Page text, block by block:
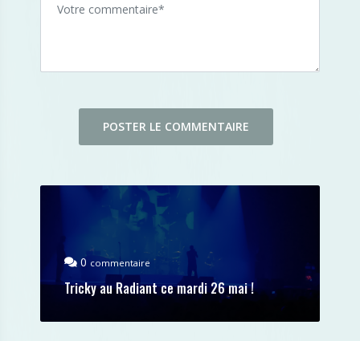
0 commentaire
Tricky au Radiant ce mardi 26 mai !